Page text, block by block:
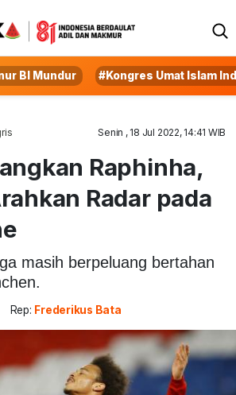
BI Mundur #Kongres Umat Islam
Senin , 18 Jul 2022, 14:41 WIB
Raphinha,
Radar pada
masih berpeluang bertahan
Rep: Frederikus Bata